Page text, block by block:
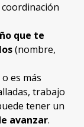
que te
(nombre,
es más
trabajo
tener un
avanzar.